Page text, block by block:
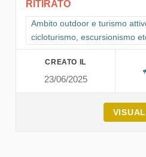
RITIRATO
Filtra i risultati per categoria:
Ambito outdoor e turismo
cicloturismo, escursionismo
CREATO IL
23/06/2025